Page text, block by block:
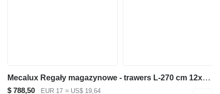
Mecalux Regały magazynowe - trawers L-270 cm 12x5 cm używany
$ 788,50 EUR 17 ≈ US$ 19,64